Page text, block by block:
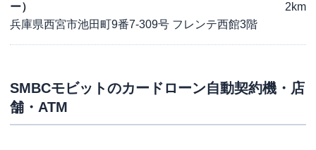
ー）
兵庫県西宮市池田町9番7-309号 フレンテ西館3階
2km
SMBCモビットのカードローン自動契約機・店
舗・ATM